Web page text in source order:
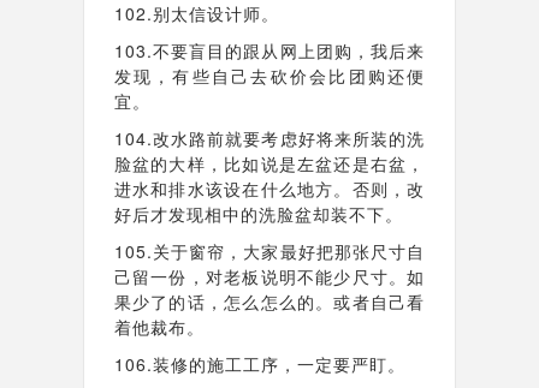
102.别太信设计师。
103.不要盲目的跟从网上团购，我后来
发现，有些自己去砍价会比团购还便
宜。
104.改水路前就要考虑好将来所装的洗
脸盆的大样，比如说是左盆还是右盆，
进水和排水该设在什么地方。否则，改
好后才发现相中的洗脸盆却装不下。
105.关于窗帘，大家最好把那张尺寸自
己留一份，对老板说明不能少尺寸。如
果少了的话，怎么怎么的。或者自己看
着他裁布。
106.装修的施工工序，一定要严盯。